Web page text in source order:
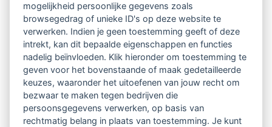
Vindbaar voor opdrachtgevers
Tijdschrift voor
Begeleidingskunde & kennisbank
Beroepsregistratie (LVSC keurmerk)
Lid worden van LVSC
mogelijkheid persoonlijke gegevens zoals
browsegedrag of unieke ID's op deze website te
verwerken. Indien je geen toestemming geeft of deze
intrekt, kan dit bepaalde eigenschappen en functies
nadelig beïnvloeden. Klik hieronder om toestemming te
geven voor het bovenstaande of maak gedetailleerde
keuzes, waaronder het uitoefenen van jouw recht om
bezwaar te maken tegen bedrijven die
persoonsgegevens verwerken, op basis van
rechtmatig belang in plaats van toestemming. Je kunt